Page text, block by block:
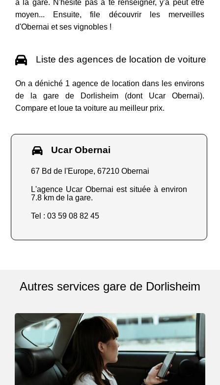
à la gare. N'hésite pas à te renseigner, y'a peut être
moyen... Ensuite, file découvrir les merveilles
d'Obernai et ses vignobles !
Liste des agences de location de voiture
On a déniché 1 agence de location dans les environs
de la gare de Dorlisheim (dont Ucar Obernai).
Compare et loue ta voiture au meilleur prix.
Ucar Obernai
67 Bd de l'Europe, 67210 Obernai
L'agence Ucar Obernai est située à environ
7.8 km de la gare.
Tel : 03 59 08 82 45
Autres services gare de Dorlisheim